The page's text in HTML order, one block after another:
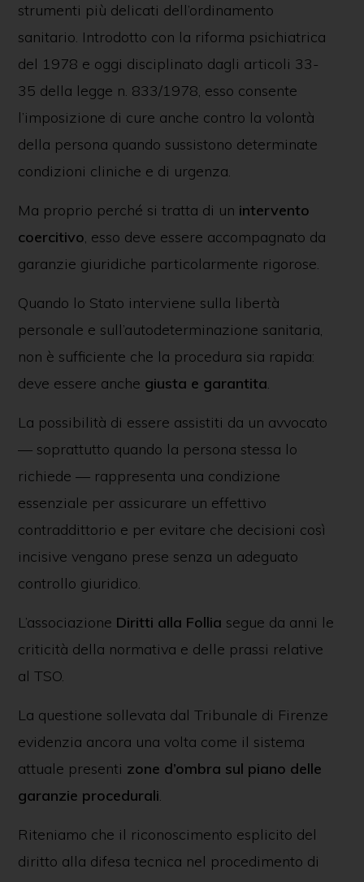
strumenti più delicati dell’ordinamento
sanitario. Introdotto con la riforma psichiatrica
del 1978 e oggi disciplinato dagli articoli 33-
35 della legge n. 833/1978, esso consente
l’imposizione di cure anche contro la volontà
della persona quando sussistono determinate
condizioni cliniche e di urgenza.
Ma proprio perché si tratta di un intervento
coercitivo, esso deve essere accompagnato da
garanzie giuridiche particolarmente rigorose.
Quando lo Stato interviene sulla libertà
personale e sull’autodeterminazione sanitaria,
non è sufficiente che la procedura sia rapida:
deve essere anche giusta e garantita.
La possibilità di essere assistiti da un avvocato
— soprattutto quando la persona stessa lo
richiede — rappresenta una condizione
essenziale per assicurare un effettivo
contraddittorio e per evitare che decisioni così
incisive vengano prese senza un adeguato
controllo giuridico.
L’associazione Diritti alla Follia segue da anni le
criticità della normativa e delle prassi relative
al TSO.
La questione sollevata dal Tribunale di Firenze
evidenzia ancora una volta come il sistema
attuale presenti zone d’ombra sul piano delle
garanzie procedurali.
Riteniamo che il riconoscimento esplicito del
diritto alla difesa tecnica nel procedimento di